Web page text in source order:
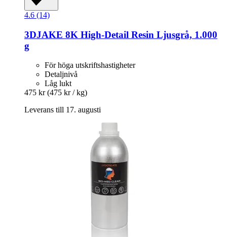
4.6 (14)
3DJAKE 8K High-​Detail Resin Ljusgrå, 1.000
g
För höga utskriftshastigheter
Detaljnivå
Låg lukt
475 kr (475 kr / kg)
Leverans till 17. augusti